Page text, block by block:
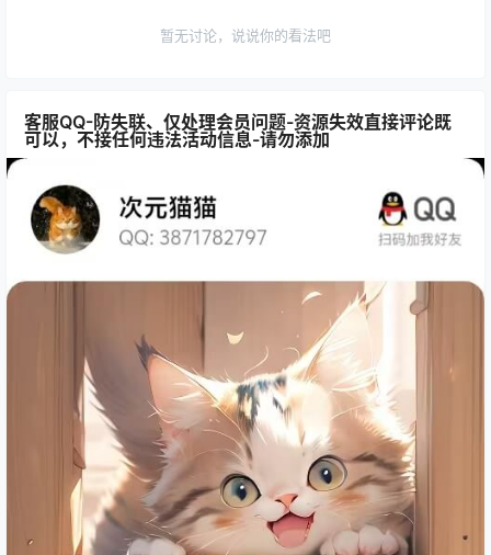
暂无讨论，说说你的看法吧
客服QQ-防失联、仅处理会员问题-资源失效直接评论既
可以，不接任何违法活动信息-请勿添加